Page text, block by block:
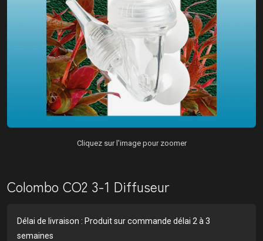
Cliquez sur l'image pour zoomer
Colombo CO2 3-1 Diffuseur
Délai de livraison : Produit sur commande délai 2 à 3
semaines